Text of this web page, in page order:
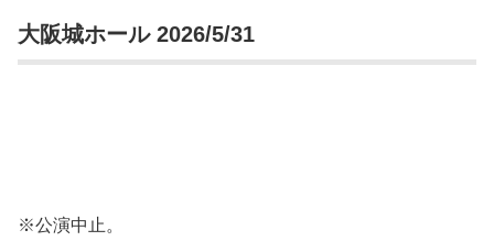
大阪城ホール 2026/5/31
※公演中止。